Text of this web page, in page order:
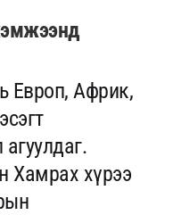
Европ, Африк,
Хамрах хүрээ